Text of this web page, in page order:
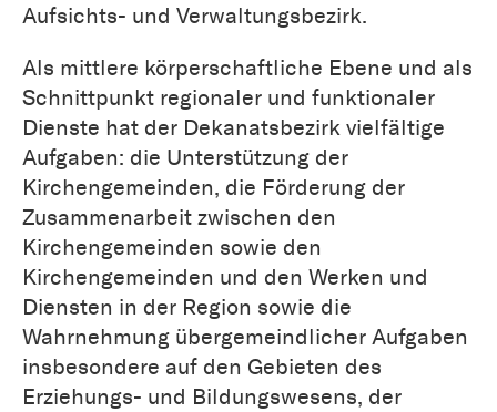
Aufsichts- und Verwaltungsbezirk.
Als mittlere körperschaftliche Ebene und als
Schnittpunkt regionaler und funktionaler
Dienste hat der Dekanatsbezirk vielfältige
Aufgaben: die Unterstützung der
Kirchengemeinden, die Förderung der
Zusammenarbeit zwischen den
Kirchengemeinden sowie den
Kirchengemeinden und den Werken und
Diensten in der Region sowie die
Wahrnehmung übergemeindlicher Aufgaben
insbesondere auf den Gebieten des
Erziehungs- und Bildungswesens, der